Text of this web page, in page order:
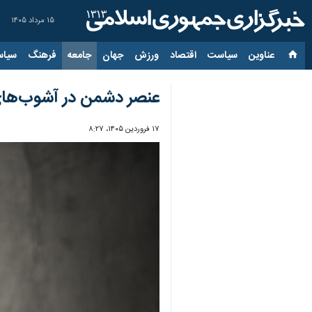
۱۵ مرداد ۱۴۰۵
عناوین‌ سیاست اقتصاد ورزش جهان جامعه فرهنگ
عنصر دشمن در
۱۷ فروردین ۱۴۰۵، ۸:۲۷